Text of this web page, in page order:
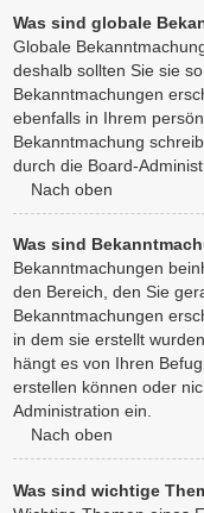
Was sind globale
Globale
deshalb sollten Sie sie
Bekanntmachungen
ebenfalls in Ihrem
Bekanntmachung
durch die Board-
Nach oben
Was sind
Bekanntmachungen
den Bereich, den Sie
Bekanntmachungen
in dem sie erstellt
hängt es von Ihren
erstellen können oder
Administration ein.
Nach oben
Was sind wichtige